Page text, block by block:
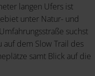
langen Ufers ist
unter Natur- und
suchst
dem Slow Trail des
samt Blick auf die